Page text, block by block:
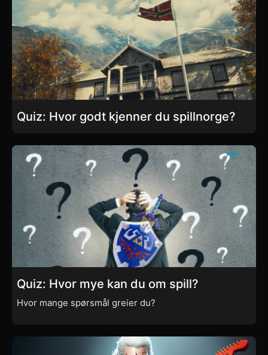
Quiz: Hvor godt kjenner du spillnorge?
Quiz: Hvor mye kan du om spill?
Hvor mange spørsmål greier du?